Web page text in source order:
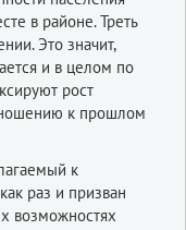
в районе. Треть
Это значит,
и в целом по
рост
к прошлом
к
раз и призван
возможностях